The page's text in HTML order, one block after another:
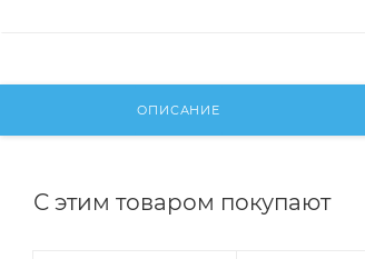
ОПИСАНИЕ
С этим товаром покупают